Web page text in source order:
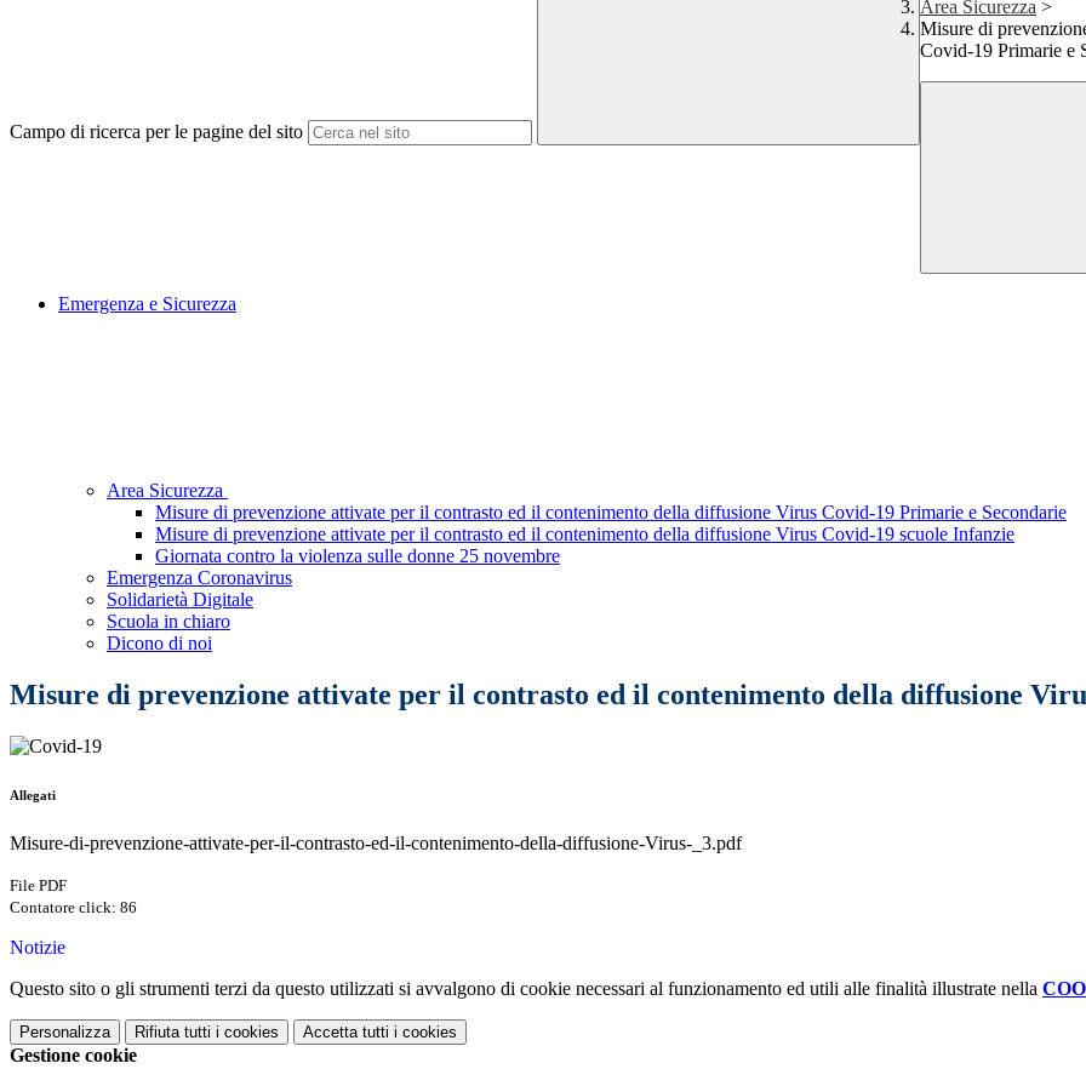
Campo di ricerca per le pagine del sito
Area Sicurezza >
Misure di
Covid-19 Primarie e
Emergenza e Sicurezza
Area Sicurezza
Misure di prevenzione attivate per il contrasto ed il contenimento della diffusione Virus Covid-19 Primarie e Secondarie
Misure di prevenzione attivate per il contrasto ed il contenimento della diffusione Virus Covid-19 scuole Infanzie
Giornata contro la violenza sulle donne 25 novembre
Emergenza Coronavirus
Solidarietà Digitale
Scuola in chiaro
Dicono di noi
Misure di prevenzione attivate per il contrasto ed il contenimento della diffusione
Allegati
Misure-di-prevenzione-attivate-per-il-contrasto-ed-il-contenimento-della-diffusione-Virus-_3.pdf
File PDF
Contatore click: 86
Notizie
Questo sito o gli strumenti terzi da questo utilizzati si avvalgono di cookie necessari al funzionamento ed utili alle finalità illustrate nella
Personalizza Rifiuta tutti i cookies Accetta tutti i cookies
Gestione cookie